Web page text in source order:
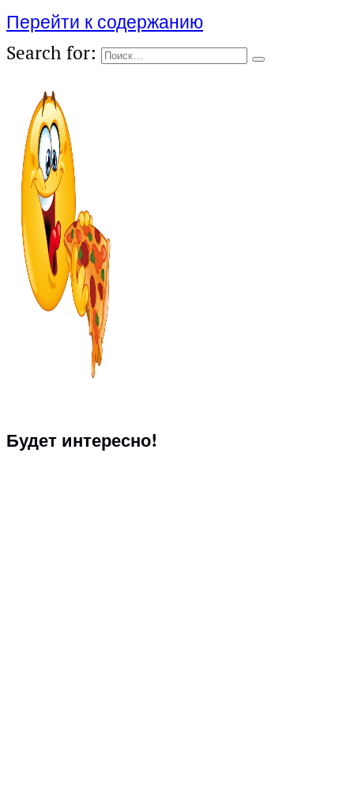
Перейти к содержанию
Search for:
Будет интересно!